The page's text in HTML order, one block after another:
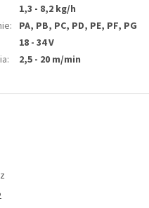
1,3 - 8,2 kg/h
: PA, PB, PC, PD, PE, PF, PG
18 - 34 V
: 2,5 - 20 m/min